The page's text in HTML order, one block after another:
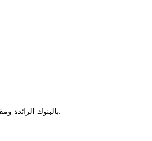
عندما تقارن Xe بالبنوك الرائدة ومقدمي الخدمات الرائدين، يتضح لك الفرق. تعني الأسعار التي تتفوق على أسعار البنوك وعدم وجود رسوم خفية قيمة أكبر على كل عملية تحويل.